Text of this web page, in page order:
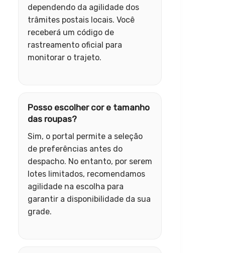
dependendo da agilidade dos
trâmites postais locais. Você
receberá um código de
rastreamento oficial para
monitorar o trajeto.
Posso escolher cor e tamanho
das roupas?
Sim, o portal permite a seleção
de preferências antes do
despacho. No entanto, por serem
lotes limitados, recomendamos
agilidade na escolha para
garantir a disponibilidade da sua
grade.